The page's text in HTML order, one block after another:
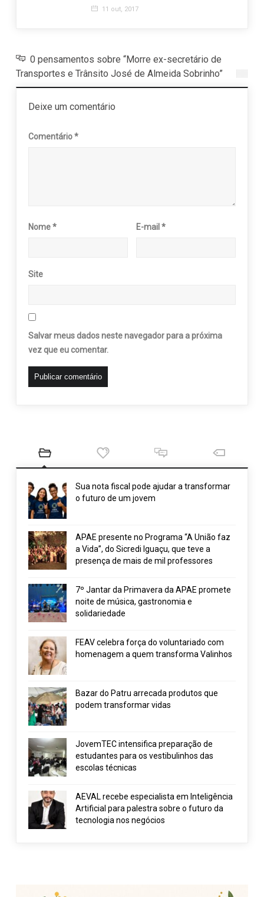
0 pensamentos sobre “Morre ex-secretário de
Transportes e Trânsito José de Almeida Sobrinho”
Deixe um comentário
Comentário*
Nome* E-mail*
Site
Salvar meus dados neste navegador para a próxima
vez que eu comentar.
Sua nota fiscal pode ajudar a transformar
o futuro de um jovem
APAE presente no Programa “A União faz
a Vida”, do Sicredi Iguaçu, que teve a
presença de mais de mil professores
7º Jantar da Primavera da APAE promete
noite de música, gastronomia e
solidariedade
FEAV celebra força do voluntariado com
homenagem a quem transforma Valinhos
Bazar do Patru arrecada produtos que
podem transformar vidas
JovemTEC intensifica preparação de
estudantes para os vestibulinhos das
escolas técnicas
AEVAL recebe especialista em Inteligência
Artificial para palestra sobre o futuro da
tecnologia nos negócios